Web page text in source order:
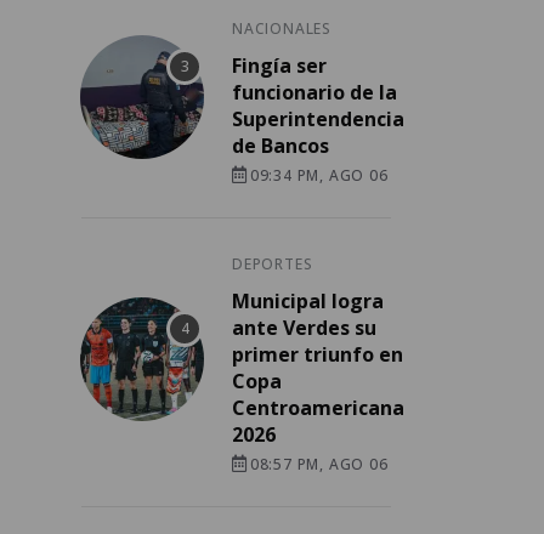
NACIONALES
Fingía ser
funcionario de la
Superintendencia
de Bancos
09:34 PM, AGO 06
DEPORTES
Municipal logra
ante Verdes su
primer triunfo en
Copa
Centroamericana
2026
08:57 PM, AGO 06